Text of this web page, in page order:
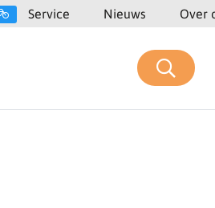
Service Nieuws Over